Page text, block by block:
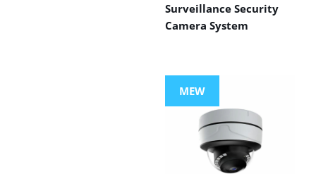
Surveillance Security
Camera System
MEW